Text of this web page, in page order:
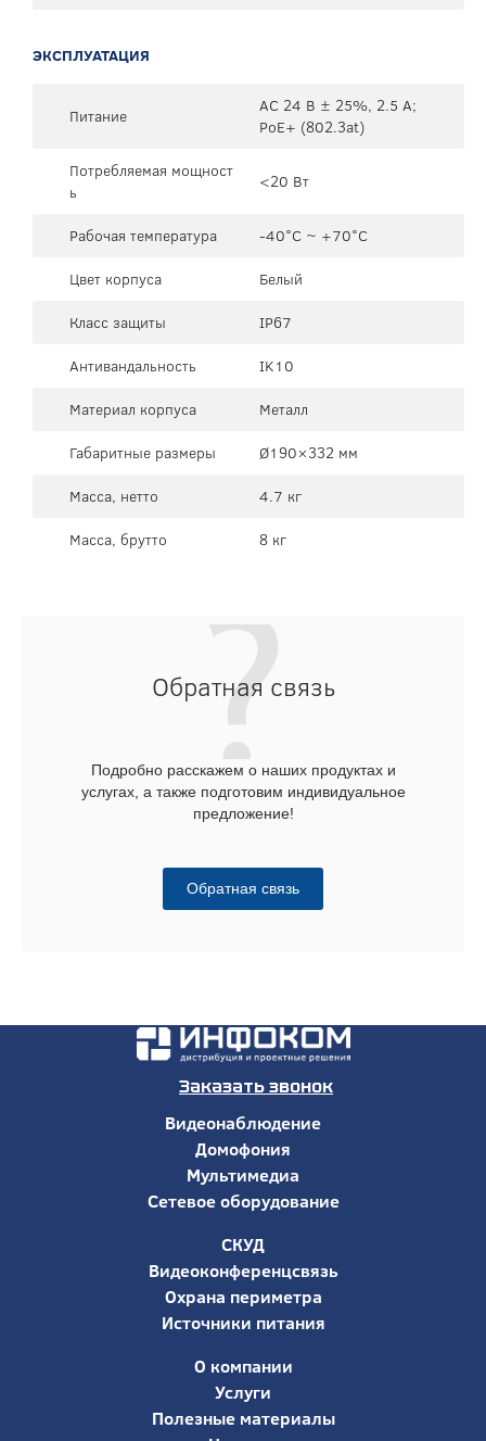
ЭКСПЛУАТАЦИЯ
Питание
AC 24 В ± 25%, 2.5 А;
PoE+ (802.3at)
Потребляемая мощност
ь
<20 Вт
Рабочая температура
-40°C ~ +70°C
Цвет корпуса
Белый
Класс защиты
IP67
Антивандальность
IK10
Материал корпуса
Металл
Габаритные размеры
Ø190×332 мм
Масса, нетто
4.7 кг
Масса, брутто
8 кг
Обратная связь
Подробно расскажем о наших продуктах и
услугах, а также подготовим индивидуальное
предложение!
Обратная связь
Заказать звонок
Видеонаблюдение
Домофония
Мультимедиа
Сетевое оборудование
СКУД
Видеоконференцсвязь
Охрана периметра
Источники питания
О компании
Услуги
Полезные материалы